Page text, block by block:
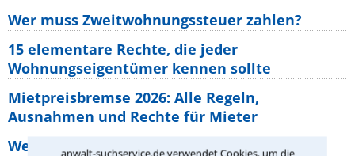
Wer muss Zweitwohnungssteuer zahlen?
15 elementare Rechte, die jeder
Wohnungseigentümer kennen sollte
Mietpreisbremse 2026: Alle Regeln,
Ausnahmen und Rechte für Mieter
Welche Regeln für Teilnahme, Urlaub,